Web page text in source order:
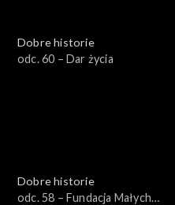
Dobre historie
odc. 60 – Dar życia
Dobre historie
odc. 58 – Fundacja Małych